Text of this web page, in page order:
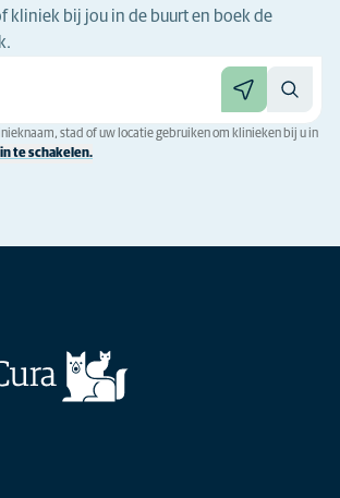
kliniek bij jou in de buurt en boek de
stad of uw locatie gebruiken om klinieken bij u in
in te schakelen.